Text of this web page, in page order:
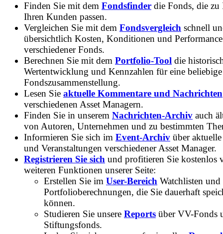
Finden Sie mit dem Fondsfinder die Fonds, die zu
Ihren Kunden passen.
Vergleichen Sie mit dem Fondsvergleich schnell
übersichtlich Kosten, Konditionen und Performance
verschiedener Fonds.
Berechnen Sie mit dem Portfolio-Tool die
Wertentwicklung und Kennzahlen für eine beliebige
Fondszusammenstellung.
Lesen Sie aktuelle Kommentare und Nachrichten
verschiedenen Asset Managern.
Finden Sie in unserem Nachrichten-Archiv auch
von Autoren, Unternehmen und zu bestimmten
Informieren Sie sich im Event-Archiv über
und Veranstaltungen verschiedener Asset Manager.
Registrieren Sie sich und profitieren Sie kostenlos
weiteren Funktionen unserer Seite:
Erstellen Sie im User-Bereich Watchlisten und
Portfolioberechnungen, die Sie dauerhaft
können.
Studieren Sie unsere Reports über VV-Fonds
Stiftungsfonds.